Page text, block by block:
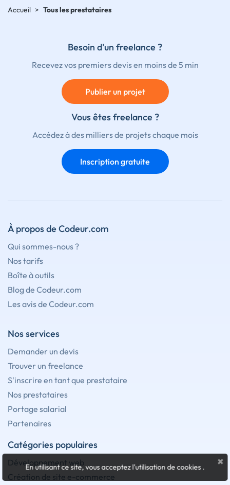
Accueil > Tous les prestataires
Besoin d'un freelance ?
Recevez vos premiers devis en moins de 5 min
Publier un projet
Vous êtes freelance ?
Accédez à des milliers de projets chaque mois
Inscription gratuite
À propos de Codeur.com
Qui sommes-nous ?
Nos tarifs
Boîte à outils
Blog de Codeur.com
Les avis de Codeur.com
Nos services
Demander un devis
Trouver un freelance
S'inscrire en tant que prestataire
Nos prestataires
Portage salarial
Partenaires
Catégories populaires
Développement web
Création de site e-commerce
×
En utilisant ce site, vous acceptez l'utilisation de cookies.